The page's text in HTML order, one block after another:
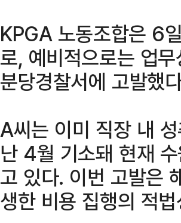
KPGA 노동조합은 6
로, 예비적으로는 업
분당경찰서에 고발했
A씨는 이미 직장 내
난 4월 기소돼 현재
고 있다. 이번 고발은
생한 비용 집행의 적